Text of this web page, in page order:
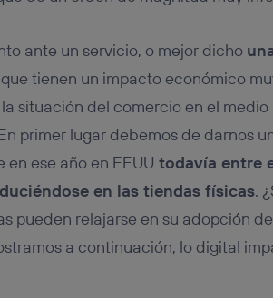
ante un servicio, o mejor dicho
tienen un impacto económico
situación del comercio en el
primer lugar debemos de darnos
ese año en EEUU todavía entre
en las tiendas físicas.
pueden relajarse en su adopción
a continuación, lo digital